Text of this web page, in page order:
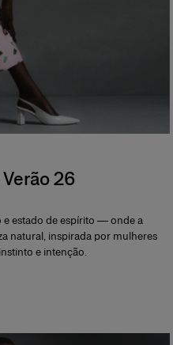
26
estado de espírito — onde a
natural, inspirada por mulheres
e intenção.